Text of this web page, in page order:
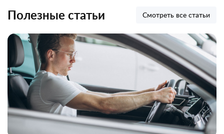
Полезные статьи Смотреть все статьи